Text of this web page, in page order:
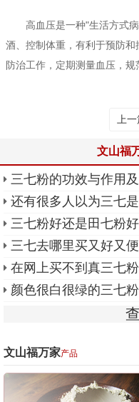
高血压是一种"生活方式
酒、控制体重，有利于预防
防治工作，定期测量血压，规
上
文山福
三七粉的功效与作用
还有很多人以为三七
三七粉好还是田七粉
三七去哪里买又好又便
在网上买不到真三七
颜色很白很绿的三七
文山福万家产品